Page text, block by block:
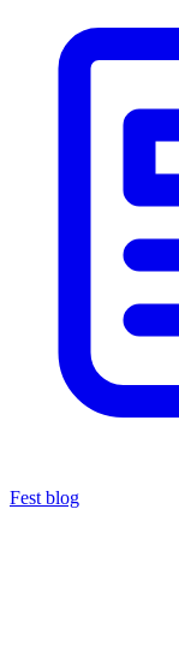
Fest blog